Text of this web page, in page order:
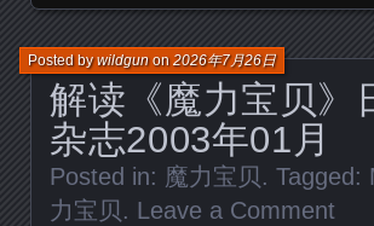
解读《魔力宝贝》
杂志2003年01月
Posted bywildgunon2026年7月26日
Posted in: 魔力宝贝 . Tagged:
力宝贝 . Leave a Comment